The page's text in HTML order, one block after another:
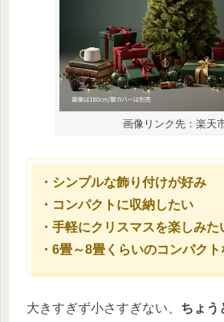
画像リンク先：楽天
・シンプルな飾り付けが好み
・コンパクトに収納したい
・手軽にクリスマスを楽しみた
・6畳～8畳くらいのコンパク
大きすぎず小さすぎない、 ちょう